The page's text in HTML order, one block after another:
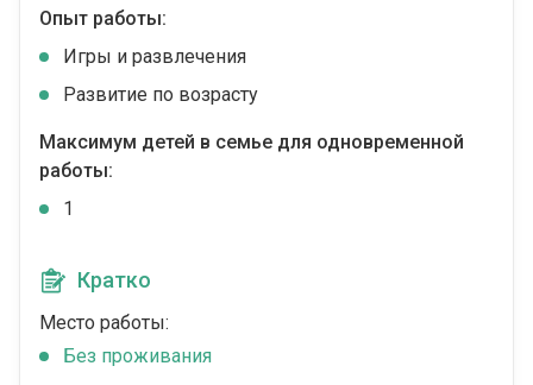
Опыт работы:
Игры и развлечения
Развитие по возрасту
Максимум детей в семье для одновременной
работы:
1
Кратко
Место работы:
Без проживания